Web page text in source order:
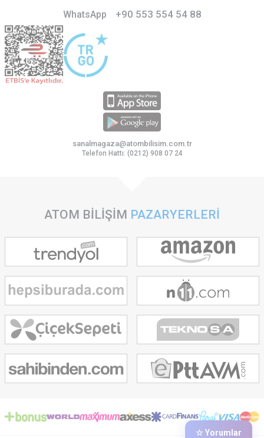
☆ Yorumlar
WhatsApp +90 553 554 54 88
sanalmagaza@atombilisim.com.tr
Telefon Hattı: (0212) 908 07 24
ATOM BİLİŞİM PAZARYERLERİ